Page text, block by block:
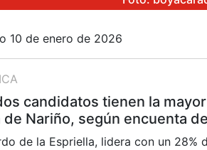
10 de enero de 2026
candidatos tienen la
de Nariño, según encuenta
de la Espriella, lidera con un 28%